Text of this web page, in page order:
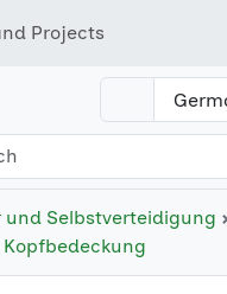
Projects
und Selbstverteidigung
Kopfbedeckung